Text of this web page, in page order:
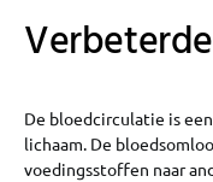
De bloedcirculatie is
lichaam. De
voedingsstoffen naar